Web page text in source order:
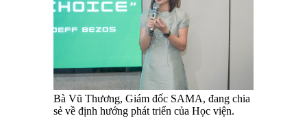
Bà Vũ Thương, Giám đốc SAMA, đang chia
sẻ về định hướng phát triển của Học viện.